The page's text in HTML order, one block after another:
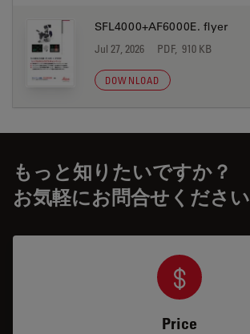
SFL4000+AF6000E. flyer
Jul 27, 2026 PDF, 910 KB
DOWNLOAD
もっと知りたいですか？
お気軽にお問合せください
Price